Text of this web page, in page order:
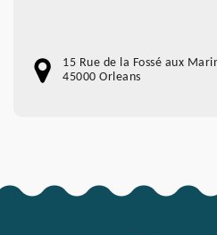
15 Rue de la Fossé aux
45000 Orleans